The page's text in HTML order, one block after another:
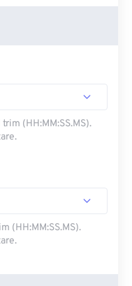
(HH:MM:SS.MS).
(HH:MM:SS.MS).